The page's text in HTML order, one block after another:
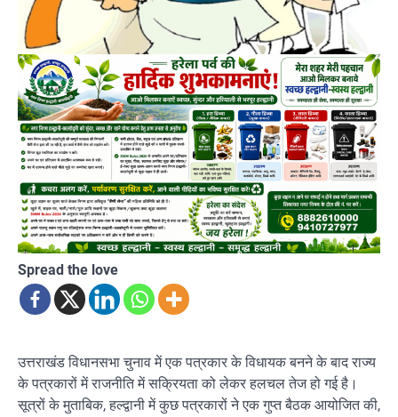
Spread the love
उत्तराखंड विधानसभा चुनाव में एक पत्रकार के विधायक बनने के बाद राज्य
के पत्रकारों में राजनीति में सक्रियता को लेकर हलचल तेज हो गई है।
सूत्रों के मुताबिक, हल्द्वानी में कुछ पत्रकारों ने एक गुप्त बैठक आयोजित की,